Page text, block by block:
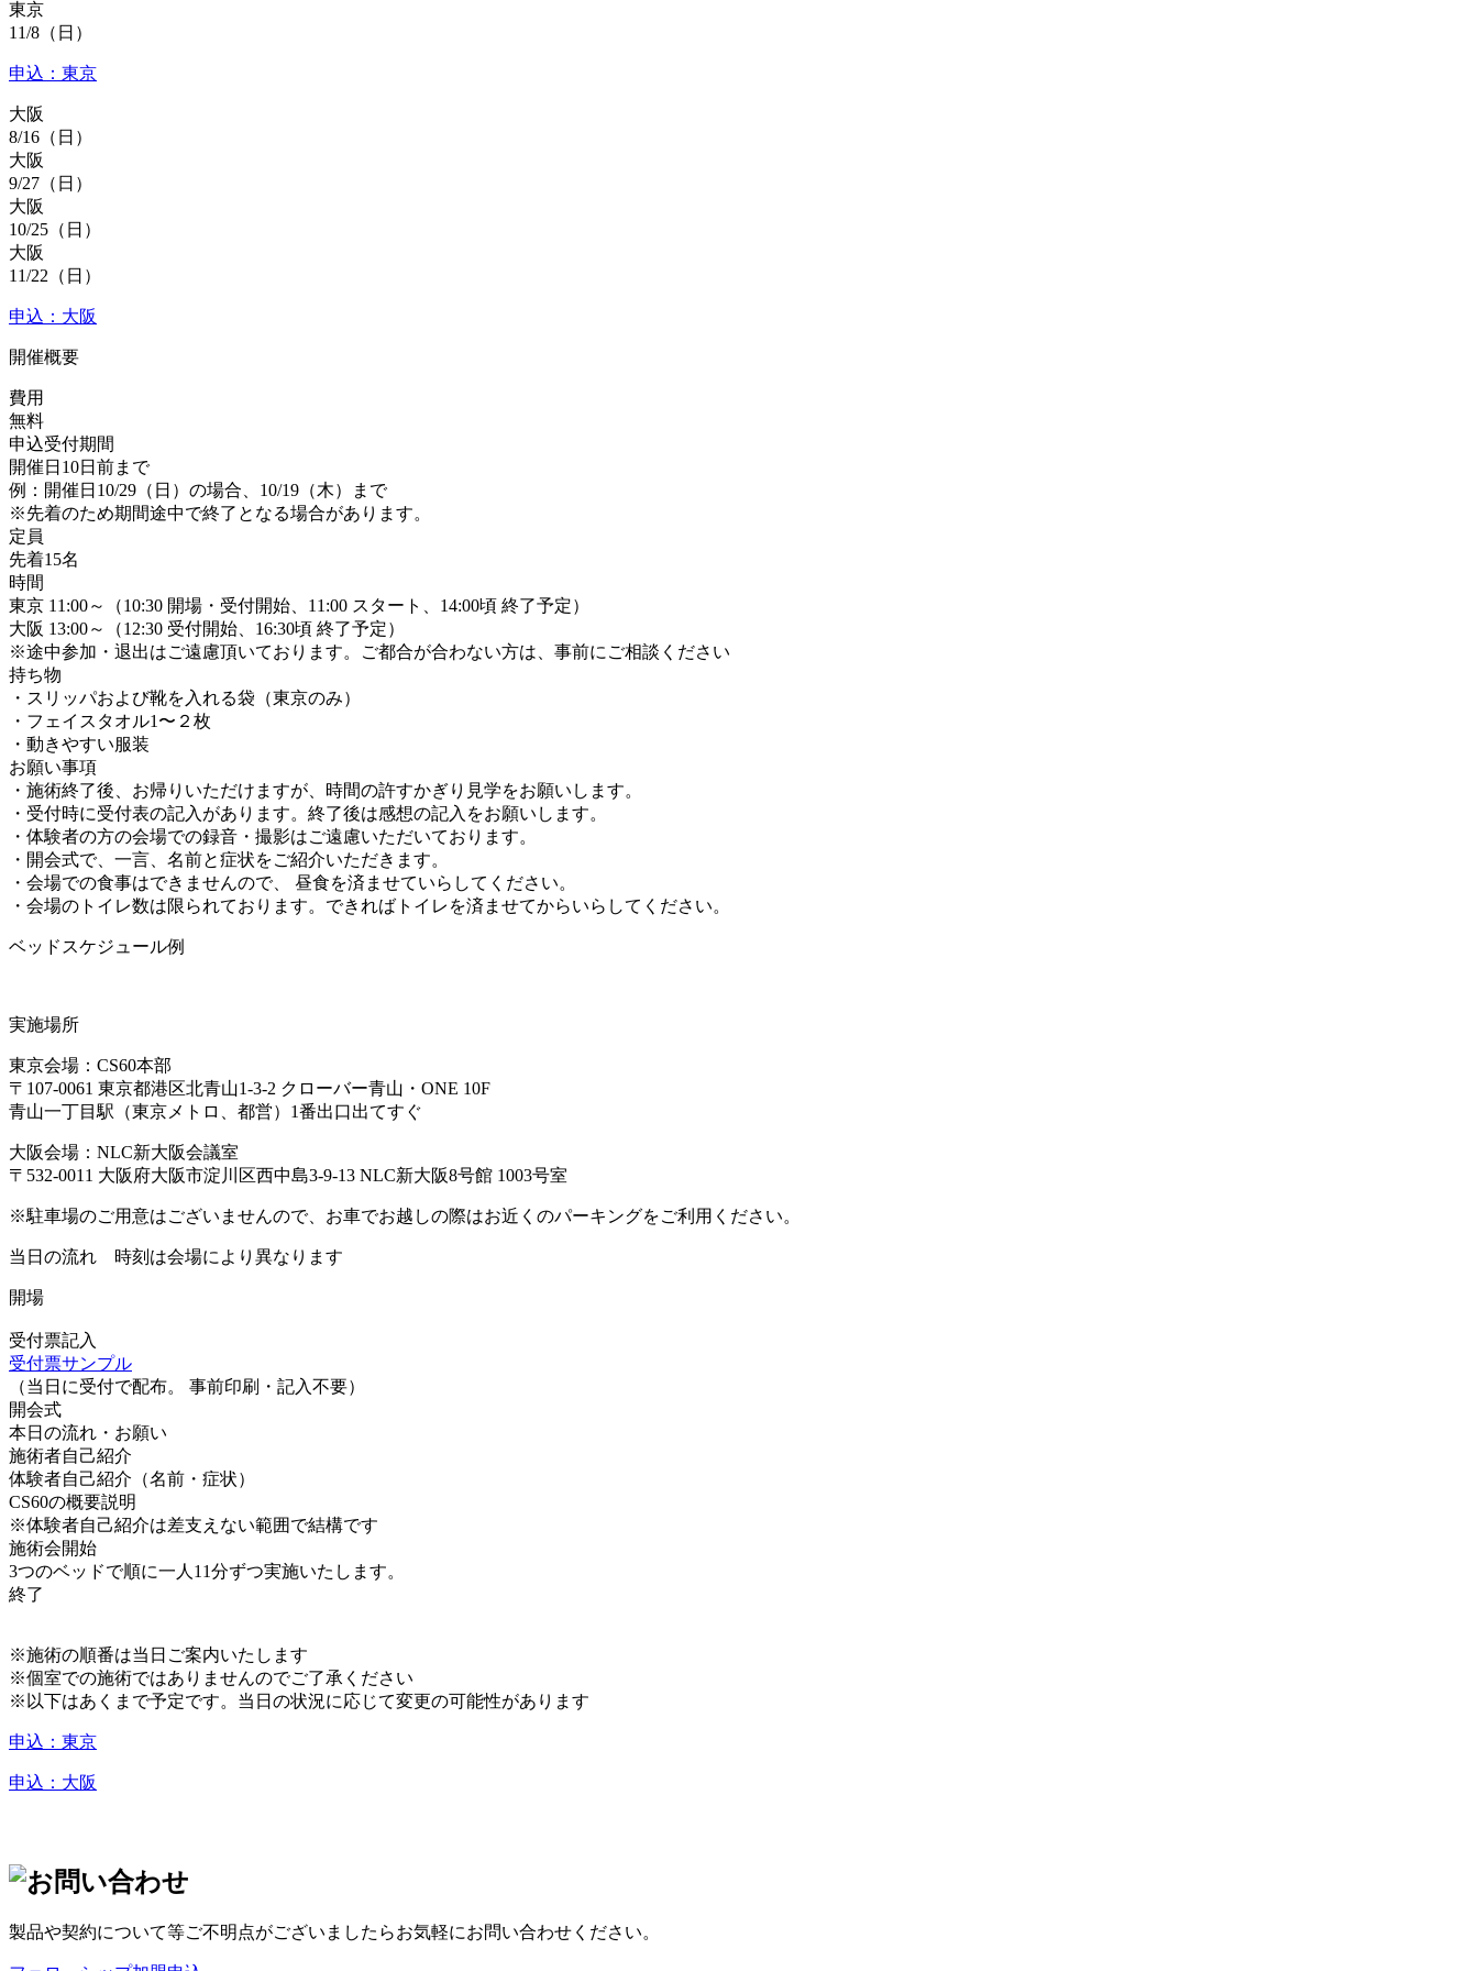
東京
11/8 （日）
申込：東京
大阪
8/16 （日）
大阪
9/27 （日）
大阪
10/25 （日）
大阪
11/22 （日）
申込：大阪
開催概要
費用
無料
申込受付期間
開催日10日前まで
例：開催日10/29（日）の場合、10/19（木）まで
※先着のため期間途中で終了となる場合があります。
定員
先着15名
時間
東京 11:00～（10:30 開場・受付開始、11:00 スタート、14:00頃 終了予定）
大阪 13:00～（12:30 受付開始、16:30頃 終了予定）
※途中参加・退出はご遠慮頂いております。ご都合が合わない方は、事前にご相談ください
持ち物
・スリッパおよび靴を入れる袋（東京のみ）
・フェイスタオル1〜２枚
・動きやすい服装
お願い事項
・施術終了後、お帰りいただけますが、時間の許すかぎり見学をお願いします。
・受付時に受付表の記入があります。終了後は感想の記入をお願いします。
・体験者の方の会場での録音・撮影はご遠慮いただいております。
・開会式で、一言、名前と症状をご紹介いただきます。
・会場での食事はできませんので、 昼食を済ませていらしてください。
・会場のトイレ数は限られております。できればトイレを済ませてからいらしてください。
ベッドスケジュール例
実施場所
東京会場：CS60本部
〒107-0061 東京都港区北青山1-3-2 クローバー青山・ONE 10F
青山一丁目駅（東京メトロ、都営）1番出口出てすぐ
大阪会場：NLC新大阪会議室
〒532-0011 大阪府大阪市淀川区西中島3-9-13 NLC新大阪8号館 1003号室
※駐車場のご用意はございませんので、お車でお越しの際はお近くのパーキングをご利用ください。
当日の流れ 時刻は会場により異なります
開場
受付票記入
受付票サンプル
（当日に受付で配布。 事前印刷・記入不要）
開会式
本日の流れ・お願い
施術者自己紹介
体験者自己紹介（名前・症状）
CS60の概要説明
※体験者自己紹介は差支えない範囲で結構です
施術会開始
3つのベッドで順に一人11分ずつ実施いたします。
終了
※施術の順番は当日ご案内いたします
※個室での施術ではありませんのでご了承ください
※以下はあくまで予定です。当日の状況に応じて変更の可能性があります
申込：東京
申込：大阪
製品や契約について等ご不明点がございましたらお気軽にお問い合わせください。